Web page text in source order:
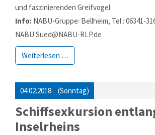
und faszinierenden Greifvogel.
Info: NABU-Gruppe: Bellheim, Tel.: 06341-
NABU.Sued@NABU-RLP.de
Weiterlesen …
04.02.2018 (Sonntag)
Schiffsexkursion
Inselrheins